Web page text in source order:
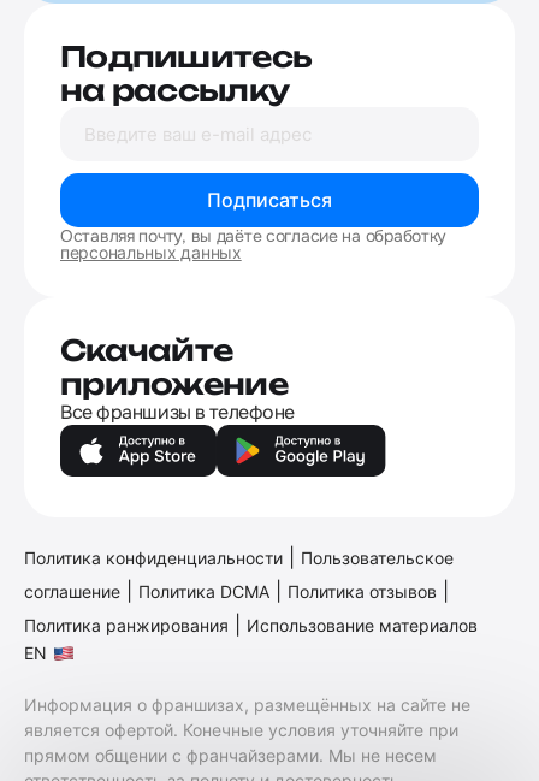
Подпишитесь
на рассылку
Подписаться
Оставляя почту, вы даёте согласие на обработку
персональных данных
Скачайте
приложение
Все франшизы в телефоне
Политика конфиденциальности
Пользовательское
соглашение
Политика DCMA Политика отзывов
Политика ранжирования
Использование материалов
EN
Информация о франшизах, размещённых на сайте не
является офертой. Конечные условия уточняйте при
прямом общении с франчайзерами. Мы не несем